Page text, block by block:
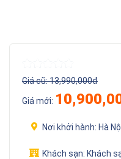
Giá cũ:13,990,000đ
Giá mới:
Nơi khởi hành: Hà
Khách sạn: Khách